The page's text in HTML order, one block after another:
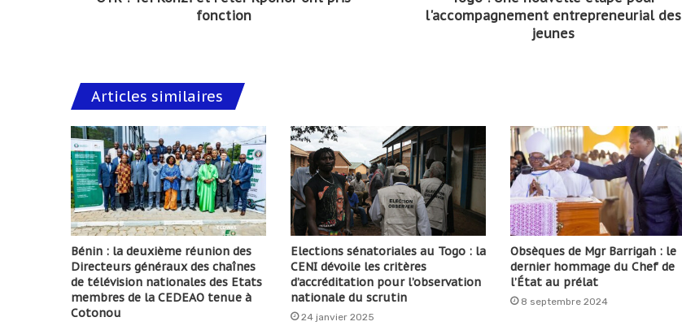
fonction
l'accompagnement entrepreneurial des
jeunes
Articles similaires
Bénin : la deuxième réunion des
Directeurs généraux des chaînes
de télévision nationales des Etats
membres de la CEDEAO tenue à
Cotonou
Elections sénatoriales au Togo : la
CENI dévoile les critères
d’accréditation pour l’observation
nationale du scrutin
24 janvier 2025
Obsèques de Mgr Barrigah : le
dernier hommage du Chef de
l’État au prélat
8 septembre 2024